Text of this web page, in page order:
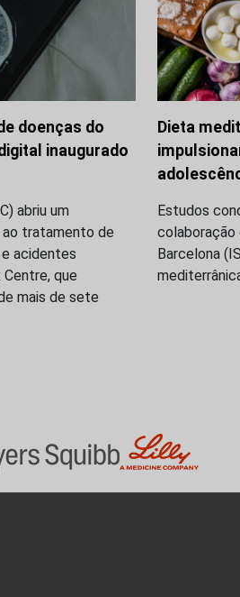
doenças do
inaugurado
abriu um
tratamento de
acidentes
que
mais de sete
Dieta
Estudos
colaboração
Barcelona